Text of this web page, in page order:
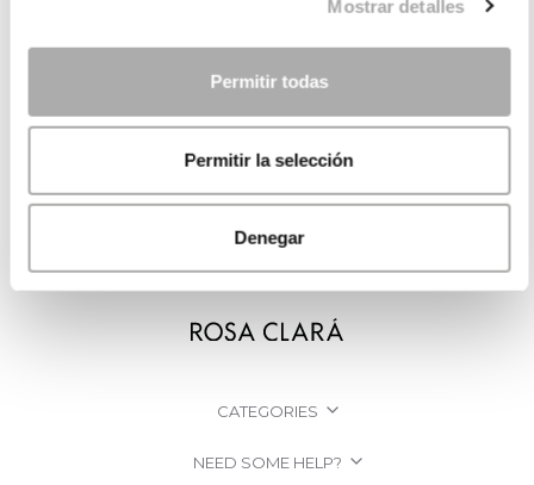
Mostrar detalles
Permitir todas
Permitir la selección
Denegar
CATEGORIES
NEED SOME HELP?